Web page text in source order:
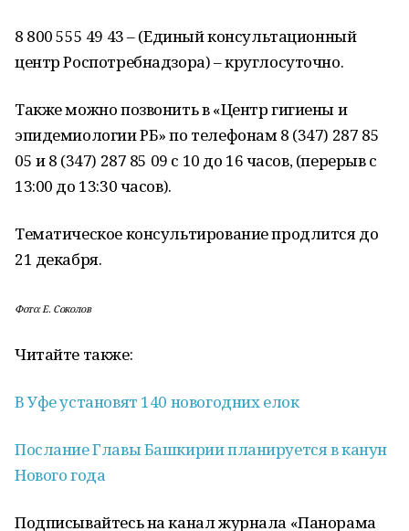
8 800 555 49 43 – (Единый консультационный
центр Роспотребнадзора) – круглосуточно.
Также можно позвонить в «Центр гигиены и
эпидемиологии РБ» по телефонам 8 (347) 287 85
05 и 8 (347) 287 85 09 с 10 до 16 часов, (перерыв с
13:00 до 13:30 часов).
Тематическое консультирование продлится до
21 декабря.
Фото: Е. Соколов
Читайте также:
В Уфе установят 140 новогодних елок
Послание Главы Башкирии планируется в канун
Нового года
Подписывайтесь на канал журнала «Панорама